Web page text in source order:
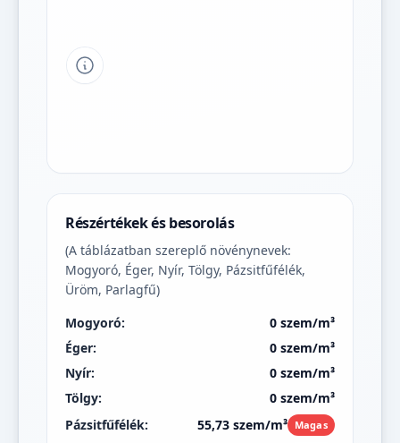
Tipp a grafikon jelmagyarázatához
Részértékek és besorolás
(A táblázatban szereplő növénynevek:
Mogyoró, Éger, Nyír, Tölgy, Pázsitfűfélék,
Üröm, Parlagfű)
Mogyoró:
0 szem/m³
Éger:
0 szem/m³
Nyír:
0 szem/m³
Tölgy:
0 szem/m³
Pázsitfűfélék:
55,73 szem/m³ Magas